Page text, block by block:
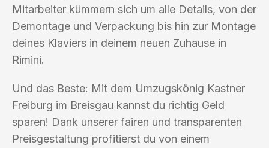
Mitarbeiter kümmern sich um alle Details, von der
Demontage und Verpackung bis hin zur Montage
deines Klaviers in deinem neuen Zuhause in
Rimini.
Und das Beste: Mit dem Umzugskönig Kastner
Freiburg im Breisgau kannst du richtig Geld
sparen! Dank unserer fairen und transparenten
Preisgestaltung profitierst du von einem